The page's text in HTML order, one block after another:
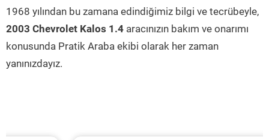
1968 yılından bu zamana edindiğimiz bilgi ve tecrübeyle,
2003 Chevrolet Kalos 1.4 aracınızın bakım ve onarımı
konusunda Pratik Araba ekibi olarak her zaman
yanınızdayız.